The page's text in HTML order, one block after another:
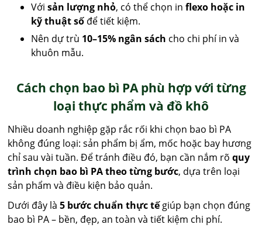
Vớisản lượng nhỏ, có thể chọn inflexo hoặc in
kỹ thuật số để tiết kiệm.
Nên dự trù 10–15% ngân sách cho chi phí in và
khuôn mẫu.
Cách chọn bao bì PA phù hợp với từng
loại thực phẩm và đồ khô
Nhiều doanh nghiệp gặp rắc rối khi chọn bao bì PA
không đúng loại: sản phẩm bị ẩm, mốc hoặc bay hương
chỉ sau vài tuần. Để tránh điều đó, bạn cần nắm rõquy
trình chọn bao bì PA theo từng bước, dựa trên loại
sản phẩm và điều kiện bảo quản.
Dưới đây là5 bước chuẩn thực tếgiúp bạn chọn đúng
bao bì PA – bền, đẹp, an toàn và tiết kiệm chi phí.